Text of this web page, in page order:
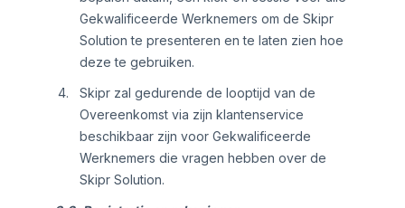
Gekwalificeerde Werknemers om de Skipr
Solution te presenteren en te laten zien hoe
deze te gebruiken.
Skipr zal gedurende de looptijd van de
Overeenkomst via zijn klantenservice
beschikbaar zijn voor Gekwalificeerde
Werknemers die vragen hebben over de
Skipr Solution.